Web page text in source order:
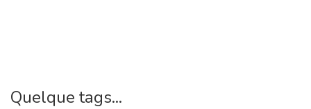
Quelque tags...